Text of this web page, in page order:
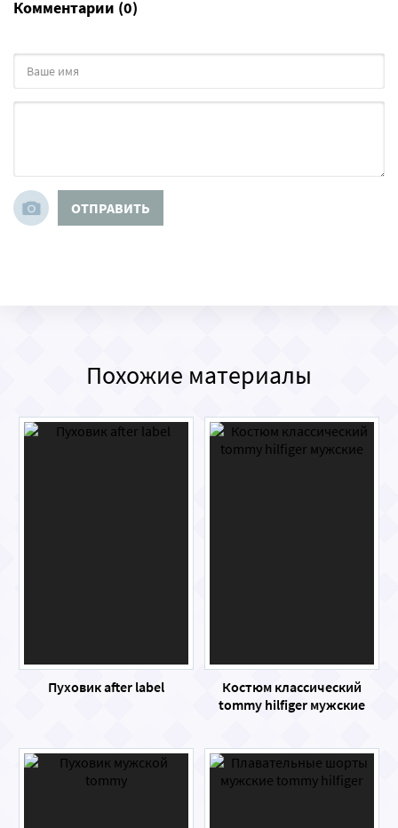
Комментарии (0)
ОТПРАВИТЬ
Похожие материалы
Пуховик after label
Костюм классический
tommy hilfiger мужские